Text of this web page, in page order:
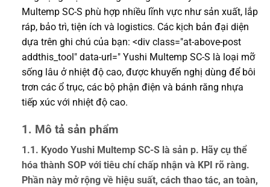
Multemp SC-S phù hợp nhiều lĩnh vực như sản xuất, lắp
ráp, bảo trì, tiện ích và logistics. Các kịch bản đại diện
dựa trên ghi chú của bạn: <div class="at-above-post
addthis_tool" data-url=" Yushi Multemp SC-S là loại mỡ
sống lâu ở nhiệt độ cao, được khuyến nghị dùng để bôi
trơn các ổ trục, các bộ phận điện và bánh răng nhựa
tiếp xúc với nhiệt độ cao.
1. Mô tả sản phẩm
1.1. Kyodo Yushi Multemp SC-S là sản p. Hãy cụ thể
hóa thành SOP với tiêu chí chấp nhận và KPI rõ ràng.
Phần này mở rộng về hiệu suất, cách thao tác, an toàn,